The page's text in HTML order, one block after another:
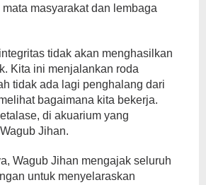
masyarakat dan lembaga
tidak akan menghasilkan
Kita ini menjalankan roda
tidak ada lagi penghalang dari
bagaimana kita bekerja.
di akuarium yang
Jihan.
Wagub Jihan mengajak seluruh
untuk menyelaraskan